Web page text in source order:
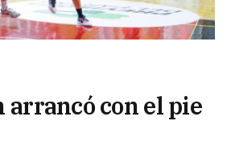
arrancó con el pie